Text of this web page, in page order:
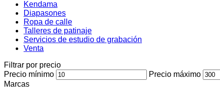
Kendama
Diapasones
Ropa de calle
Talleres de patinaje
Servicios de estudio de grabación
Venta
Filtrar por precio
Precio mínimo
Precio máximo
Marcas